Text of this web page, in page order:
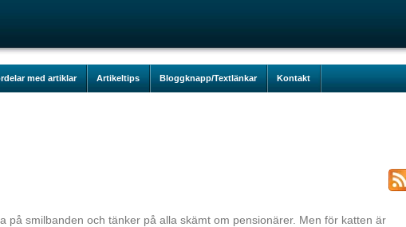
med artiklar Artikeltips Bloggknapp/Textlänkar Kontakt
på smilbanden och tänker på alla skämt om pensionärer. Men för katten är